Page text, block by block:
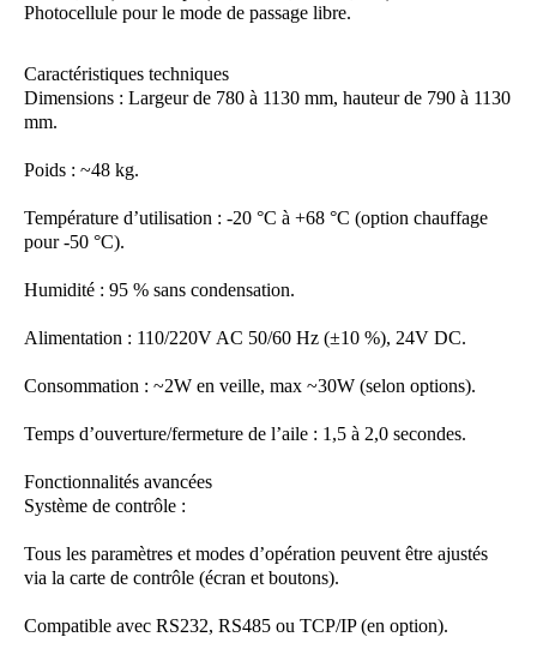
Photocellule pour le mode de passage libre.
Caractéristiques techniques
Dimensions : Largeur de 780 à 1130 mm, hauteur de 790 à 1130
mm.
Poids : ~48 kg.
Température d’utilisation : -20 °C à +68 °C (option chauffage
pour -50 °C).
Humidité : 95 % sans condensation.
Alimentation : 110/220V AC 50/60 Hz (±10 %), 24V DC.
Consommation : ~2W en veille, max ~30W (selon options).
Temps d’ouverture/fermeture de l’aile : 1,5 à 2,0 secondes.
Fonctionnalités avancées
Système de contrôle :
Tous les paramètres et modes d’opération peuvent être ajustés
via la carte de contrôle (écran et boutons).
Compatible avec RS232, RS485 ou TCP/IP (en option).